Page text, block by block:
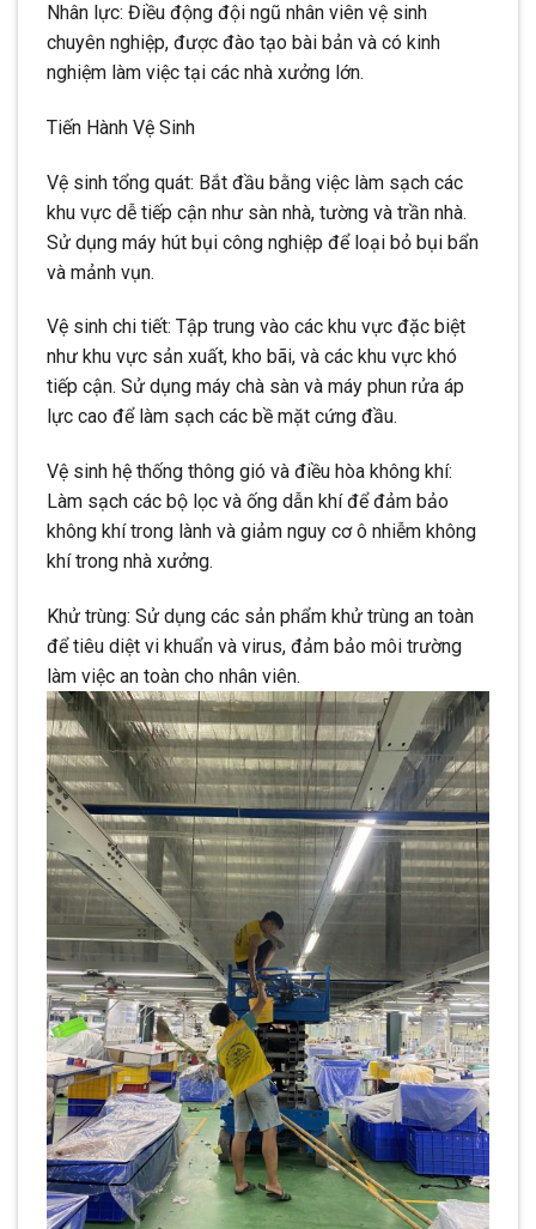
Nhân lực: Điều động đội ngũ nhân viên vệ sinh
chuyên nghiệp, được đào tạo bài bản và có kinh
nghiệm làm việc tại các nhà xưởng lớn.
Tiến Hành Vệ Sinh
Vệ sinh tổng quát: Bắt đầu bằng việc làm sạch các
khu vực dễ tiếp cận như sàn nhà, tường và trần nhà.
Sử dụng máy hút bụi công nghiệp để loại bỏ bụi bẩn
và mảnh vụn.
Vệ sinh chi tiết: Tập trung vào các khu vực đặc biệt
như khu vực sản xuất, kho bãi, và các khu vực khó
tiếp cận. Sử dụng máy chà sàn và máy phun rửa áp
lực cao để làm sạch các bề mặt cứng đầu.
Vệ sinh hệ thống thông gió và điều hòa không khí:
Làm sạch các bộ lọc và ống dẫn khí để đảm bảo
không khí trong lành và giảm nguy cơ ô nhiễm không
khí trong nhà xưởng.
Khử trùng: Sử dụng các sản phẩm khử trùng an toàn
để tiêu diệt vi khuẩn và virus, đảm bảo môi trường
làm việc an toàn cho nhân viên.